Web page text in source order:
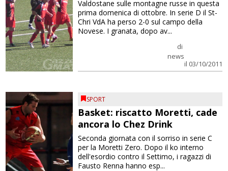
di
news
il 03/10/2011
Valdostane sulle montagne russe in questa
prima domenica di ottobre. In serie D il St-
Chri VdA ha perso 2-0 sul campo della
Novese. I granata, dopo av...
SPORT
Basket: riscatto Moretti, cade
ancora lo Chez Drink
Seconda giornata con il sorriso in serie C
per la Moretti Zero. Dopo il ko interno
dell'esordio contro il Settimo, i ragazzi di
Fausto Renna hanno esp...